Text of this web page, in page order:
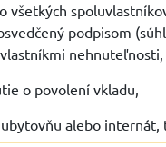
všetkých
podpisom
nehnuteľnosti,
o povolení vkladu,
alebo